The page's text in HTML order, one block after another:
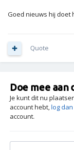
Goed nieuws hij doet
Quote
Doe mee aan
Je kunt dit nu
account hebt,log
account.